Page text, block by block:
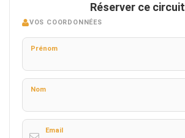
Réserver ce circuit
VOS COORDONNÉES
Prénom
Nom
Email